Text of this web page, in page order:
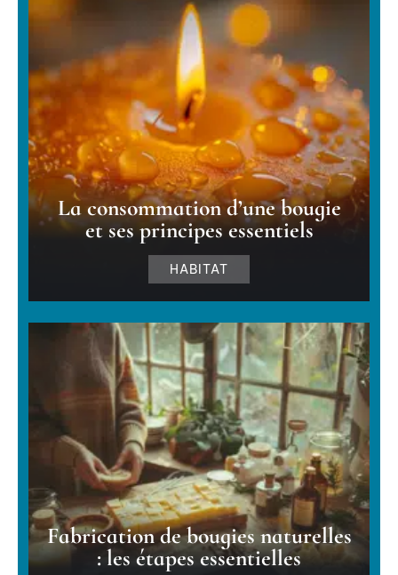
La consommation d’une bougie
et ses principes essentiels
HABITAT
Fabrication de bougies naturelles
: les étapes essentielles